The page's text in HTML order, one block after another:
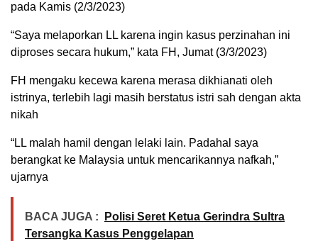
pada Kamis (2/3/2023)
“Saya melaporkan LL karena ingin kasus perzinahan ini
diproses secara hukum,” kata FH, Jumat (3/3/2023)
FH mengaku kecewa karena merasa dikhianati oleh
istrinya, terlebih lagi masih berstatus istri sah dengan akta
nikah
“LL malah hamil dengan lelaki lain. Padahal saya
berangkat ke Malaysia untuk mencarikannya nafkah,”
ujarnya
BACA JUGA :
Polisi Seret Ketua Gerindra Sultra
Tersangka Kasus Penggelapan